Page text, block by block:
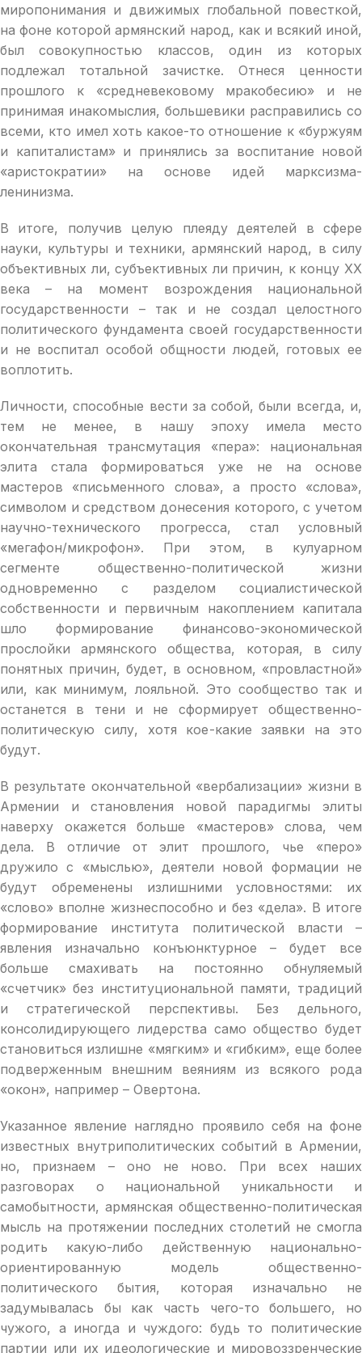
миропонимания и движимых глобальной повесткой,
на фоне которой армянский народ, как и всякий иной,
был совокупностью классов, один из которых
подлежал тотальной зачистке. Отнеся ценности
прошлого к «средневековому мракобесию» и не
принимая инакомыслия, большевики расправились со
всеми, кто имел хоть какое-то отношение к «буржуям
и капиталистам» и принялись за воспитание новой
«аристократии» на основе идей марксизма-
ленинизма.
В итоге, получив целую плеяду деятелей в сфере
науки, культуры и техники, армянский народ, в силу
объективных ли, субъективных ли причин, к концу ХХ
века – на момент возрождения национальной
государственности – так и не создал целостного
политического фундамента своей государственности
и не воспитал особой общности людей, готовых ее
воплотить.
Личности, способные вести за собой, были всегда, и,
тем не менее, в нашу эпоху имела место
окончательная трансмутация «пера»: национальная
элита стала формироваться уже не на основе
мастеров «письменного слова», а просто «слова»,
символом и средством донесения которого, с учетом
научно-технического прогресса, стал условный
«мегафон/микрофон». При этом, в кулуарном
сегменте общественно-политической жизни
одновременно с разделом социалистической
собственности и первичным накоплением капитала
шло формирование финансово-экономической
прослойки армянского общества, которая, в силу
понятных причин, будет, в основном, «провластной»
или, как минимум, лояльной. Это сообщество так и
останется в тени и не сформирует общественно-
политическую силу, хотя кое-какие заявки на это
будут.
В результате окончательной «вербализации» жизни в
Армении и становления новой парадигмы элиты
наверху окажется больше «мастеров» слова, чем
дела. В отличие от элит прошлого, чье «перо»
дружило с «мыслью», деятели новой формации не
будут обременены излишними условностями: их
«слово» вполне жизнеспособно и без «дела». В итоге
формирование института политической власти –
явления изначально конъюнктурное – будет все
больше смахивать на постоянно обнуляемый
«счетчик» без институциональной памяти, традиций
и стратегической перспективы. Без дельного,
консолидирующего лидерства само общество будет
становиться излишне «мягким» и «гибким», еще более
подверженным внешним веяниям из всякого рода
«окон», например – Овертона.
Указанное явление наглядно проявило себя на фоне
известных внутриполитических событий в Армении,
но, признаем – оно не ново. При всех наших
разговорах о национальной уникальности и
самобытности, армянская общественно-политическая
мысль на протяжении последних столетий не смогла
родить какую-либо действенную национально-
ориентированную модель общественно-
политического бытия, которая изначально не
задумывалась бы как часть чего-то большего, но
чужого, а иногда и чуждого: будь то политические
партии или их идеологические и мировоззренческие